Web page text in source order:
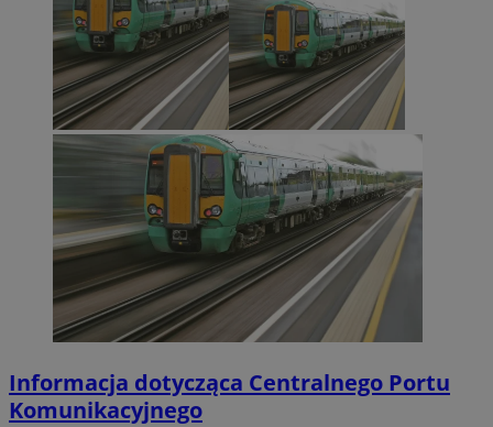
Informacja dotycząca Centralnego Portu
Komunikacyjnego